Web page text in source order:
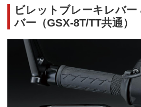
ビレットブレーキレバ
バー（GSX-8T/TT共通）